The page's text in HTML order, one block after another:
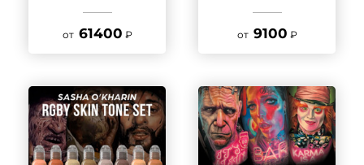
от 61400 ₽ от 9100 ₽